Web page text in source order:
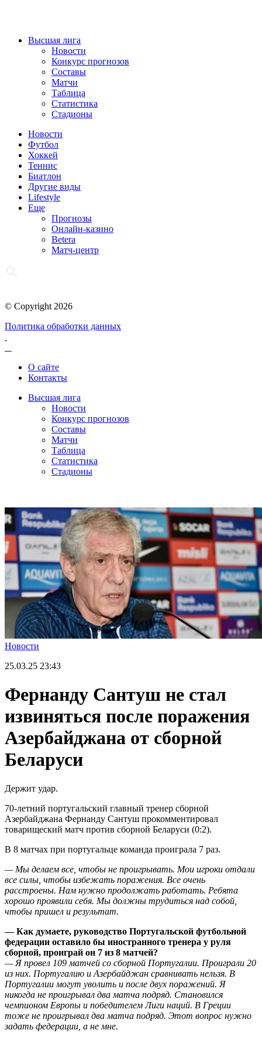
Высшая лига
Новости
Конкурс прогнозов
Составы
Матчи
Таблица
Статистика
Стадионы
Новости
Футбол
Хоккей
Теннис
Биатлон
Другие виды
Lifestyle
Еще
Прогнозы
Онлайн-казино
Betera
Матч-центр
© Copyright 2026
Политика обработки данных
О сайте
Контакты
Высшая лига
Новости
Конкурс прогнозов
Составы
Матчи
Таблица
Статистика
Стадионы
Новости
25.03.25 23:43
Фернанду Сантуш не стал
извиняться после поражения
Азербайджана от сборной
Беларуси
Держит удар.
70-летний португальский главный тренер сборной
Азербайджана Фернанду Сантуш прокомментировал
товарищеский матч против сборной Беларуси (0:2).
В 8 матчах при португальце команда проиграла 7 раз.
— Мы делаем все, чтобы не проигрывать. Мои игроки отдали
все силы, чтобы избежать поражения. Все очень
расстроены. Нам нужно продолжать работать. Ребята
хорошо проявили себя. Мы должны трудиться над собой,
чтобы пришел и результат.
— Как думаете, руководство Португальской футбольной
федерации оставило бы иностранного тренера у руля
сборной, проиграй он 7 из 8 матчей?
— Я провел 109 матчей со сборной Португалии. Проиграли 20
из них. Португалию и Азербайджан сравнивать нельзя. В
Португалии могут уволить и после двух поражений. Я
никогда не проигрывал два матча подряд. Становился
чемпионом Европы и победителем Лиги наций. В Греции
тоже не проигрывал два матча подряд. Этот вопрос нужно
задать федерации, а не мне.